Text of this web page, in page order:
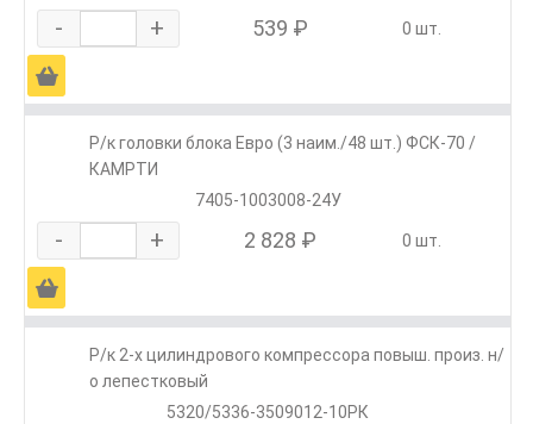
- + 539 ₽ 0 шт.
Ä
Р/к головки блока Евро (3 наим./48 шт.) ФСК-70 /
КАМРТИ
7405-1003008-24У
- + 2 828 ₽ 0 шт.
Ä
Р/к 2-х цилиндрового компрессора повыш. произ. н/
о лепестковый
5320/5336-3509012-10РК